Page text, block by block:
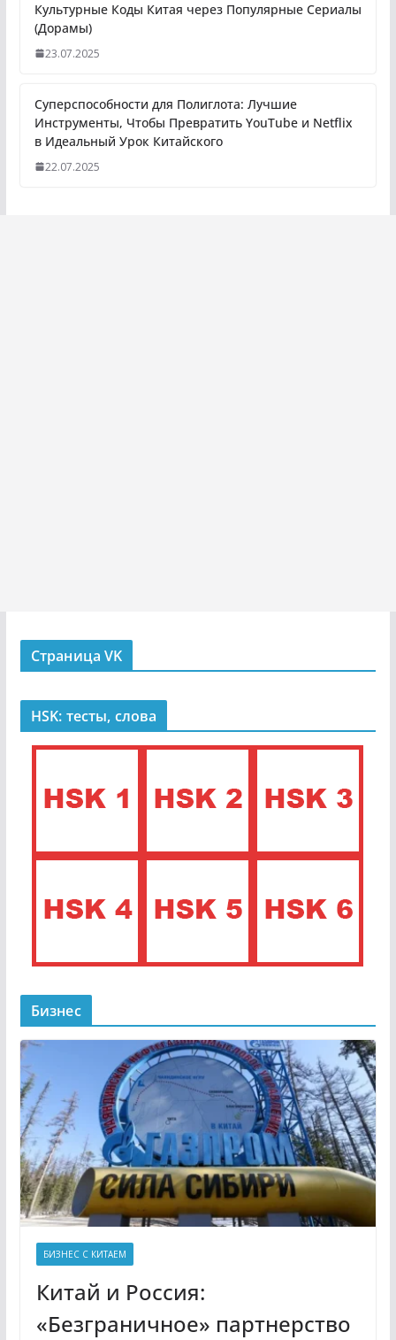
Культурные Коды Китая через Популярные Сериалы
(Дорамы)
23.07.2025
Суперспособности для Полиглота: Лучшие
Инструменты, Чтобы Превратить YouTube и Netflix
в Идеальный Урок Китайского
22.07.2025
Страница VK
HSK: тесты, слова
Бизнес
БИЗНЕС С КИТАЕМ
Китай и Россия:
«Безграничное» партнерство